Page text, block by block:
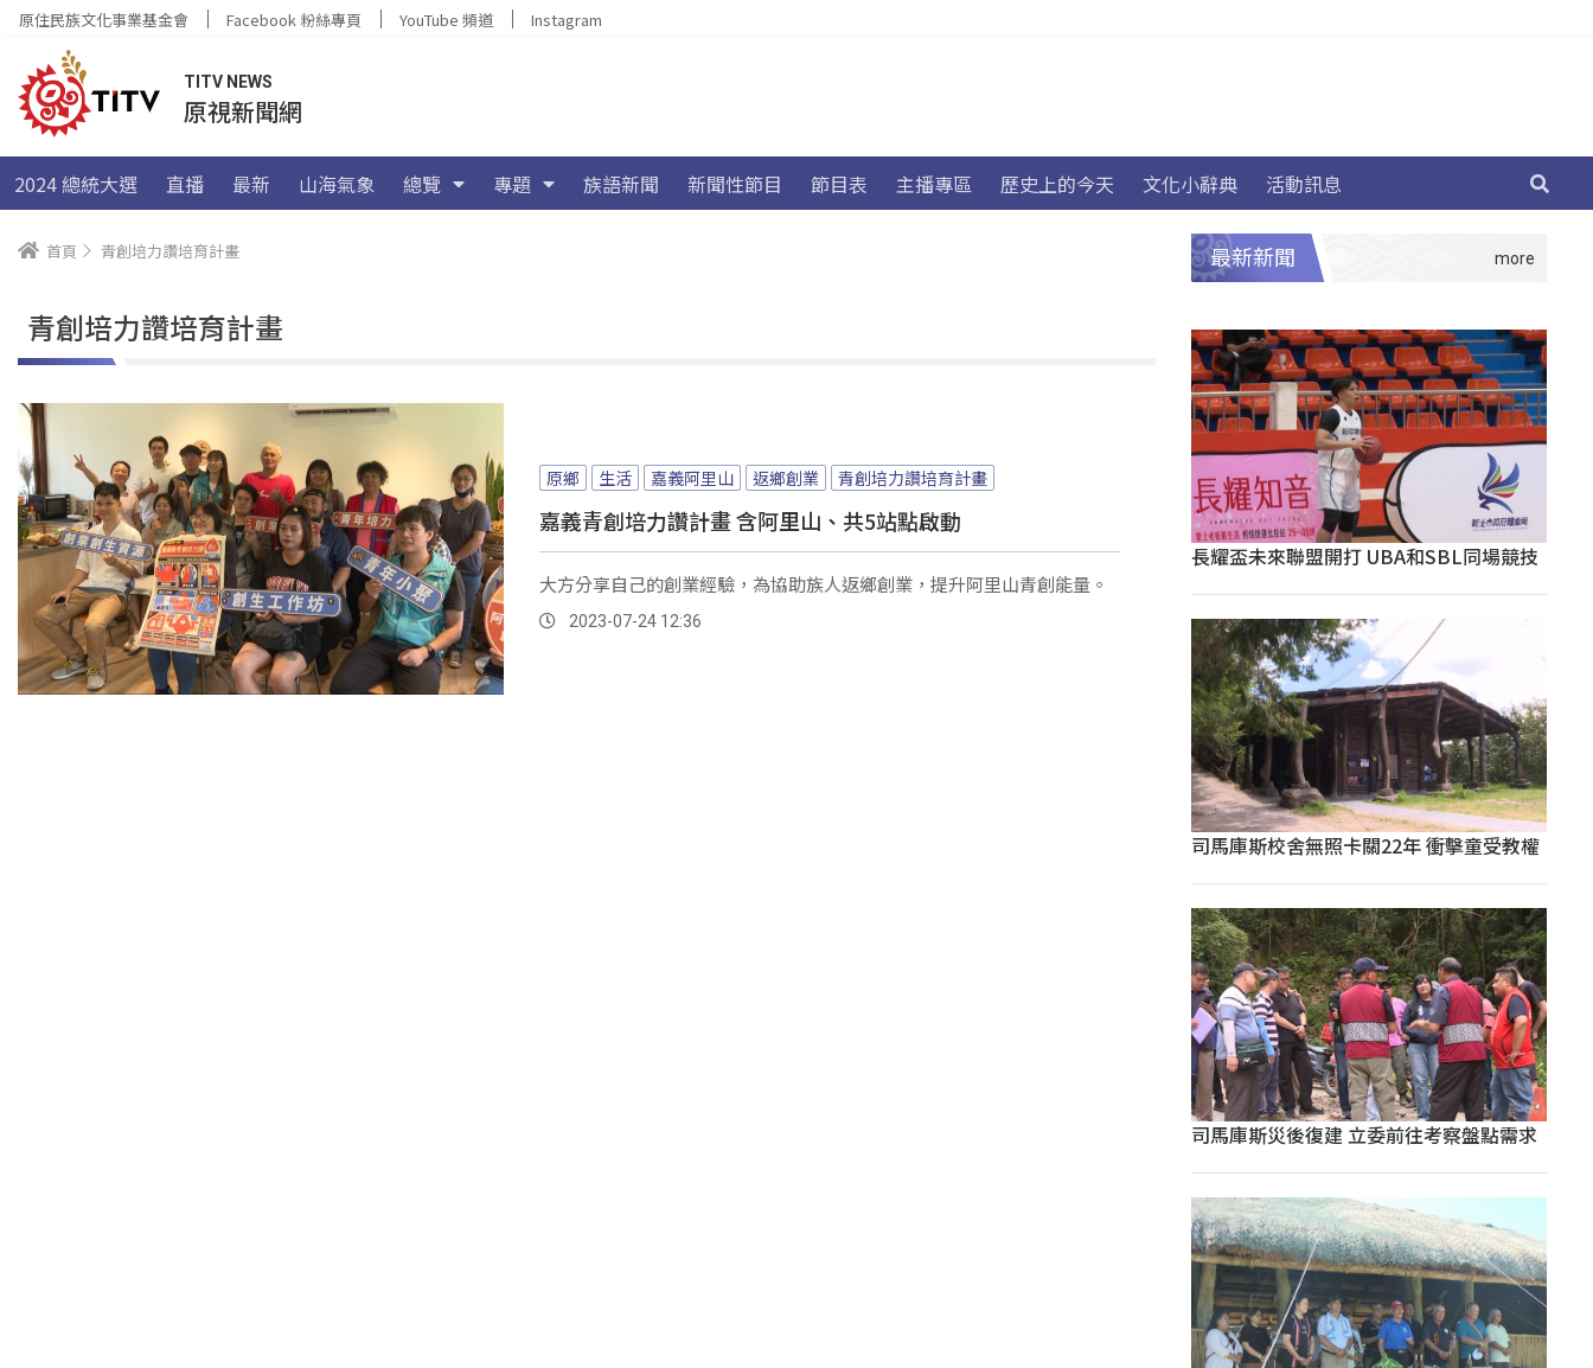
原住民族文化事業基金會 Facebook 粉絲專頁 YouTube 頻道 Instagram
TITV NEWS
原視新聞網
2024 總統大選 直播 最新 山海氣象 總覽 專題 族語新聞 新聞性節目 節目表 主播專區 歷史上的今天 文化小辭典 活動訊息
首頁 青創培力讚培育計畫
青創培力讚培育計畫
原鄉 生活 嘉義阿里山 返鄉創業 青創培力讚培育計畫
嘉義青創培力讚計畫 含阿里山、共5站點啟動
大方分享自己的創業經驗，為協助族人返鄉創業，提升阿里山青創能量。
2023-07-24 12:36
最新新聞
長耀盃未來聯盟開打 UBA和SBL同場競技
司馬庫斯校舍無照卡關22年 衝擊童受教權
司馬庫斯災後復建 立委前往考察盤點需求